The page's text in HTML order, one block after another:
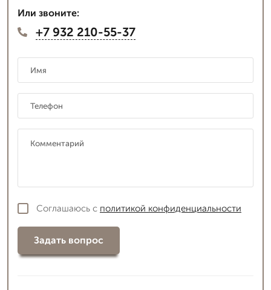
Или звоните:
+7 932 210-55-37
Соглашаюсь с политикой конфиденциальности
Задать вопрос